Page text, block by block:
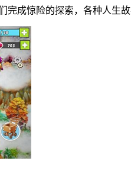
成惊险的探索，各种人生